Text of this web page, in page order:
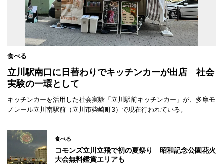
食べる
立川駅南口に日替わりでキッチンカーが出店 社会
実験の一環として
キッチンカーを活用した社会実験「立川駅前キッチンカー」が、多摩モ
ノレール立川南駅前（立川市柴崎町3）で現在行われている。
食べる
コモンズ立川立飛で初の夏祭り 昭和記念公園花火
大会無料鑑賞エリアも